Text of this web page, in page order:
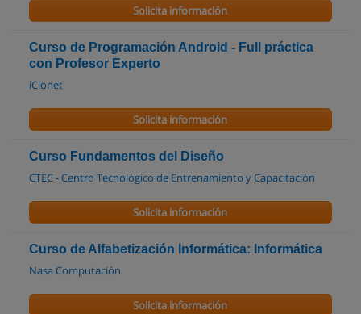
Solicita información
Curso de Programación Android - Full práctica
con Profesor Experto
iClonet
Solicita información
Curso Fundamentos del Diseño
CTEC - Centro Tecnológico de Entrenamiento y Capacitación
Solicita información
Curso de Alfabetización Informática: Informática
Nasa Computación
Solicita información